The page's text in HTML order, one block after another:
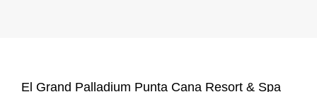
El Grand Palladium Punta Cana Resort & Spa